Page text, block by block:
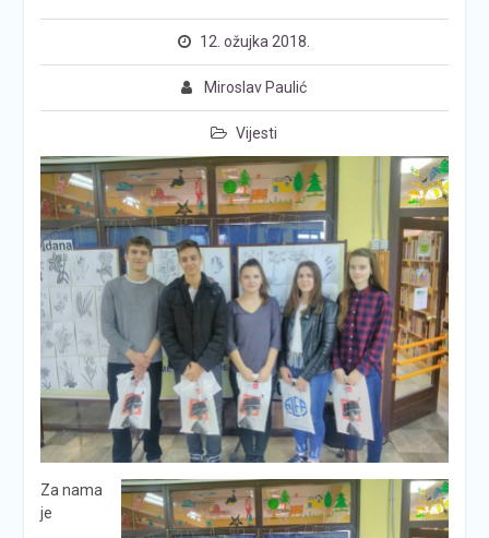
12. ožujka 2018.
Miroslav Paulić
Vijesti
Za nama
je